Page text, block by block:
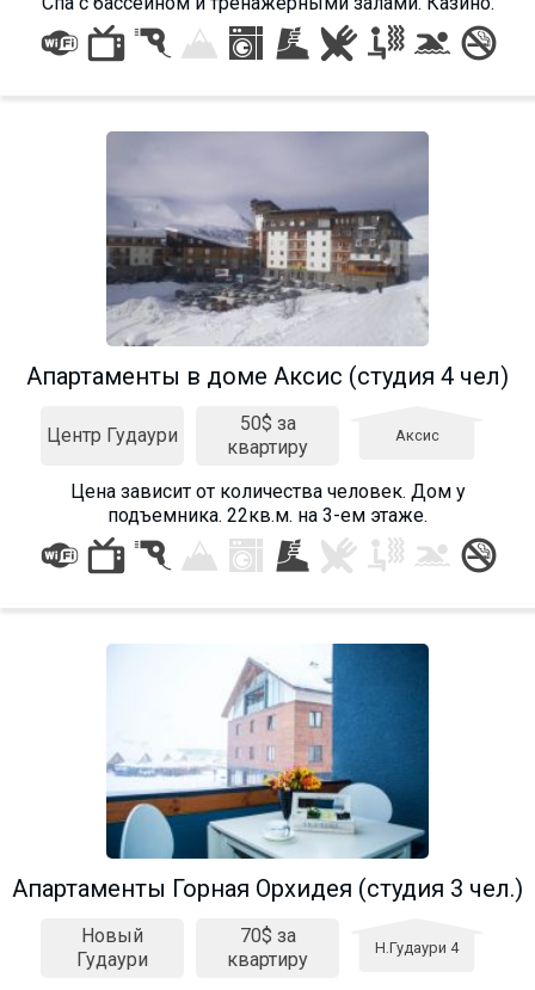
Апартаменты в доме Аксис (студия 4 чел)
Центр Гудаури
50$ за
квартиру
Аксис
Цена зависит от количества человек. Дом у
подъемника. 22кв.м. на 3-ем этаже.
Апартаменты Горная Орхидея (студия 3 чел.)
Новый
Гудаури
70$ за
квартиру
Н.Гудаури 4